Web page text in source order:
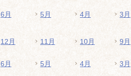
6月 5月 4月 3月
12月 11月 10月 9月
6月 5月 4月 3月